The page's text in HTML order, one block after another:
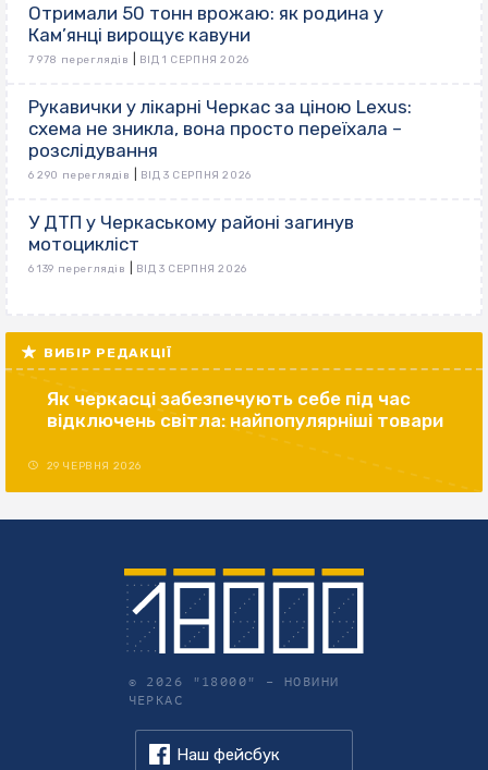
Отримали 50 тонн врожаю: як родина у
Кам’янці вирощує кавуни
7 978 переглядів ВІД 1 СЕРПНЯ 2026
Рукавички у лікарні Черкас за ціною Lexus:
схема не зникла, вона просто переїхала –
розслідування
6 290 переглядів ВІД 3 СЕРПНЯ 2026
У ДТП у Черкаському районі загинув
мотоцикліст
6 139 переглядів ВІД 3 СЕРПНЯ 2026
ВИБІР РЕДАКЦІЇ
Як черкасці забезпечують себе під час
відключень світла: найпопулярніші товари
29 ЧЕРВНЯ 2026
© 2026 "18000" – НОВИНИ
ЧЕРКАС
Наш фейсбук